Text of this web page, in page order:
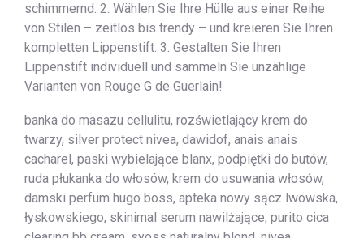
schimmernd. 2. Wählen Sie Ihre Hülle aus einer Reihe
von Stilen – zeitlos bis trendy – und kreieren Sie Ihren
kompletten Lippenstift. 3. Gestalten Sie Ihren
Lippenstift individuell und sammeln Sie unzählige
Varianten von Rouge G de Guerlain!
banka do masazu cellulitu, rozświetlający krem do
twarzy, silver protect nivea, dawidof, anais anais
cacharel, paski wybielające blanx, podpiętki do butów,
ruda płukanka do włosów, krem do usuwania włosów,
damski perfum hugo boss, apteka nowy sącz lwowska,
łyskowskiego, skinimal serum nawilżające, purito cica